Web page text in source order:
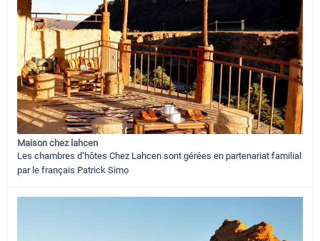
Maison chez lahcen
Les chambres d’hôtes Chez Lahcen sont gérées en partenariat familial
par le français Patrick Simo